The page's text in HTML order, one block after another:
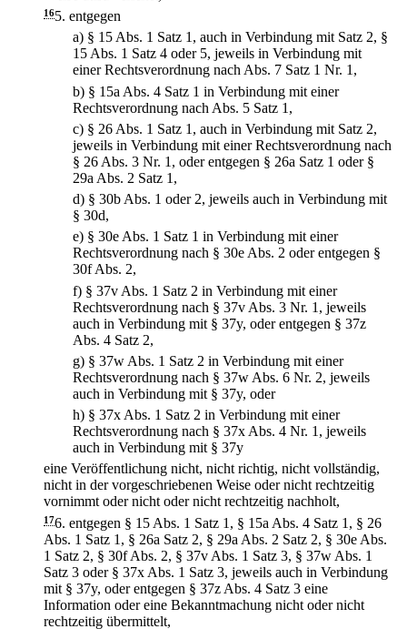
165. entgegen
a) § 15 Abs. 1 Satz 1, auch in Verbindung mit Satz 2, §
15 Abs. 1 Satz 4 oder 5, jeweils in Verbindung mit
einer Rechtsverordnung nach Abs. 7 Satz 1 Nr. 1,
b) § 15a Abs. 4 Satz 1 in Verbindung mit einer
Rechtsverordnung nach Abs. 5 Satz 1,
c) § 26 Abs. 1 Satz 1, auch in Verbindung mit Satz 2,
jeweils in Verbindung mit einer Rechtsverordnung nach
§ 26 Abs. 3 Nr. 1, oder entgegen § 26a Satz 1 oder §
29a Abs. 2 Satz 1,
d) § 30b Abs. 1 oder 2, jeweils auch in Verbindung mit
§ 30d,
e) § 30e Abs. 1 Satz 1 in Verbindung mit einer
Rechtsverordnung nach § 30e Abs. 2 oder entgegen §
30f Abs. 2,
f) § 37v Abs. 1 Satz 2 in Verbindung mit einer
Rechtsverordnung nach § 37v Abs. 3 Nr. 1, jeweils
auch in Verbindung mit § 37y, oder entgegen § 37z
Abs. 4 Satz 2,
g) § 37w Abs. 1 Satz 2 in Verbindung mit einer
Rechtsverordnung nach § 37w Abs. 6 Nr. 2, jeweils
auch in Verbindung mit § 37y, oder
h) § 37x Abs. 1 Satz 2 in Verbindung mit einer
Rechtsverordnung nach § 37x Abs. 4 Nr. 1, jeweils
auch in Verbindung mit § 37y
eine Veröffentlichung nicht, nicht richtig, nicht vollständig,
nicht in der vorgeschriebenen Weise oder nicht rechtzeitig
vornimmt oder nicht oder nicht rechtzeitig nachholt,
176. entgegen § 15 Abs. 1 Satz 1, § 15a Abs. 4 Satz 1, § 26
Abs. 1 Satz 1, § 26a Satz 2, § 29a Abs. 2 Satz 2, § 30e Abs.
1 Satz 2, § 30f Abs. 2, § 37v Abs. 1 Satz 3, § 37w Abs. 1
Satz 3 oder § 37x Abs. 1 Satz 3, jeweils auch in Verbindung
mit § 37y, oder entgegen § 37z Abs. 4 Satz 3 eine
Information oder eine Bekanntmachung nicht oder nicht
rechtzeitig übermittelt,